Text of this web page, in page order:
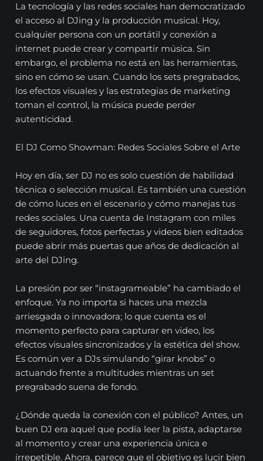
La tecnología y las redes sociales han democratizado
el acceso al DJing y la producción musical. Hoy,
cualquier persona con un portátil y conexión a
internet puede crear y compartir música. Sin
embargo, el problema no está en las herramientas,
sino en cómo se usan. Cuando los sets pregrabados,
los efectos visuales y las estrategias de marketing
toman el control, la música puede perder
autenticidad.
El DJ Como Showman: Redes Sociales Sobre el Arte
Hoy en día, ser DJ no es solo cuestión de habilidad
técnica o selección musical. Es también una cuestión
de cómo luces en el escenario y cómo manejas tus
redes sociales. Una cuenta de Instagram con miles
de seguidores, fotos perfectas y videos bien editados
puede abrir más puertas que años de dedicación al
arte del DJing.
La presión por ser “instagrameable” ha cambiado el
enfoque. Ya no importa si haces una mezcla
arriesgada o innovadora; lo que cuenta es el
momento perfecto para capturar en video, los
efectos visuales sincronizados y la estética del show.
Es común ver a DJs simulando “girar knobs” o
actuando frente a multitudes mientras un set
pregrabado suena de fondo.
¿Dónde queda la conexión con el público? Antes, un
buen DJ era aquel que podía leer la pista, adaptarse
al momento y crear una experiencia única e
irrepetible. Ahora, parece que el objetivo es lucir bien